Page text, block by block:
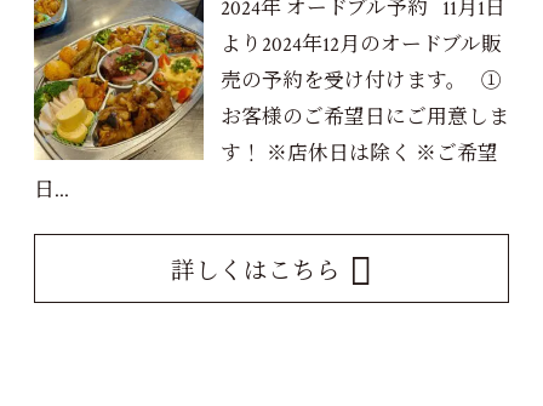
2024年 オードブル予約 11月1日
より2024年12月のオードブル販
売の予約を受け付けます。 ①
お客様のご希望日にご用意しま
す！ ※店休日は除く ※ご希望
日...
詳しくはこちら